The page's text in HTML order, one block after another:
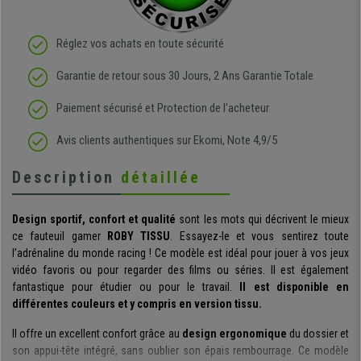
Réglez vos achats en toute sécurité
Garantie de retour sous 30 Jours, 2 Ans Garantie Totale
Paiement sécurisé et Protection de l'acheteur
Avis clients authentiques sur Ekomi, Note 4,9/5
Description détaillée
Design sportif, confort et qualité sont les mots qui décrivent le mieux
ce fauteuil gamer
ROBY TISSU. Essayez-le et vous sentirez toute
l’adrénaline du monde racing ! Ce modèle est idéal pour jouer à vos jeux
vidéo favoris ou pour regarder des films ou séries. Il est également
fantastique pour étudier ou pour le travail.
Il est disponible en
différentes couleurs et y compris en version tissu.
Il offre un excellent confort grâce au design ergonomique du dossier et
son appui-tête intégré, sans oublier son épais rembourrage. Ce modèle